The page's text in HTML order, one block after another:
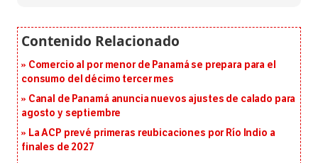
Comercio al por menor de Panamá se prepara para el
consumo del décimo tercer mes
Canal de Panamá anuncia nuevos ajustes de calado para
agosto y septiembre
La ACP prevé primeras reubicaciones por Río Indio a
finales de 2027